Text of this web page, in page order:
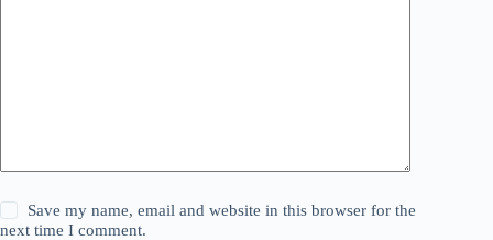
Save my name, email and website in this browser for the
next time I comment.